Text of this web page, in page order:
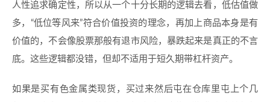
人性追求确定性，所以从一个十分长期的逻辑去看，低估值做
多，“低位等风来”符合价值投资的理念，再加上商品本身是有
价值的，不会像股票那般有退市风险，暴跌起来是真正的不言
底。这些逻辑都没错，但却不适用于短久期带杠杆资产。
如果是买有色金属类现货，买过来然后屯在仓库里屯上个几